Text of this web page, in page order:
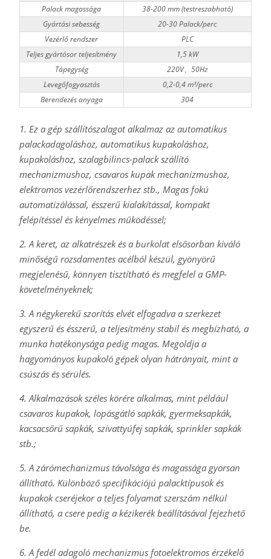
Palack magassága
38-200 mm (testreszabható)
Gyártási sebesség
20-30 Palack/perc
Vezérlő rendszer
PLC
Teljes gyártósor teljesítmény
1,5 kW
Tápegység
220V、50Hz
Levegőfogyasztás
0,2-0,4 m³/perc
Berendezés anyaga
304
1. Ez a gép szállítószalagot alkalmaz az automatikus
palackadagoláshoz, automatikus kupakoláshoz,
kupakoláshoz, szalagbilincs-palack szállító
mechanizmushoz, csavaros kupak mechanizmushoz,
elektromos vezérlőrendszerhez stb., Magas fokú
automatizálással, ésszerű kialakítással, kompakt
felépítéssel és kényelmes működéssel;
2. A keret, az alkatrészek és a burkolat elsősorban kiváló
minőségű rozsdamentes acélból készül, gyönyörű
megjelenésű, könnyen tisztítható és megfelel a GMP-
követelményeknek;
3. A négykerekű szorítás elvét elfogadva a szerkezet
egyszerű és ésszerű, a teljesítmény stabil és megbízható, a
munka hatékonysága pedig magas. Megoldja a
hagyományos kupakoló gépek olyan hátrányait, mint a
csúszás és sérülés.
4. Alkalmazások széles körére alkalmas, mint például
csavaros kupakok, lopásgátló sapkák, gyermeksapkák,
kacsacsőrű sapkák, szivattyúfej sapkák, sprinkler sapkák
stb.;
5. A zárómechanizmus távolsága és magassága gyorsan
állítható. Különböző specifikációjú palacktípusok és
kupakok cseréjekor a teljes folyamat szerszám nélkül
állítható, a csere pedig a kézikerék beállításával fejezhető
be.
6. A fedél adagoló mechanizmus fotoelektromos érzékelő